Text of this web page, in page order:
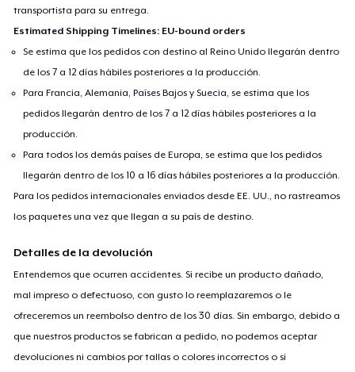
transportista para su entrega.
Estimated Shipping Timelines: EU-bound orders
Se estima que los pedidos con destino al Reino Unido llegarán dentro
de los 7 a 12 días hábiles posteriores a la producción.
Para Francia, Alemania, Países Bajos y Suecia, se estima que los
pedidos llegarán dentro de los 7 a 12 días hábiles posteriores a la
producción.
Para todos los demás países de Europa, se estima que los pedidos
llegarán dentro de los 10 a 16 días hábiles posteriores a la producción.
Para los pedidos internacionales enviados desde EE. UU., no rastreamos
los paquetes una vez que llegan a su país de destino.
Detalles de la devolución
Entendemos que ocurren accidentes. Si recibe un producto dañado,
mal impreso o defectuoso, con gusto lo reemplazaremos o le
ofreceremos un reembolso dentro de los 30 días. Sin embargo, debido a
que nuestros productos se fabrican a pedido, no podemos aceptar
devoluciones ni cambios por tallas o colores incorrectos o si